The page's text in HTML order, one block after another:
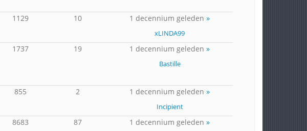
1129 10 1 decennium geleden»
xLINDA99
1737 19 1 decennium geleden»
Bastille
855 2 1 decennium geleden»
Incipient
8683 87 1 decennium geleden»